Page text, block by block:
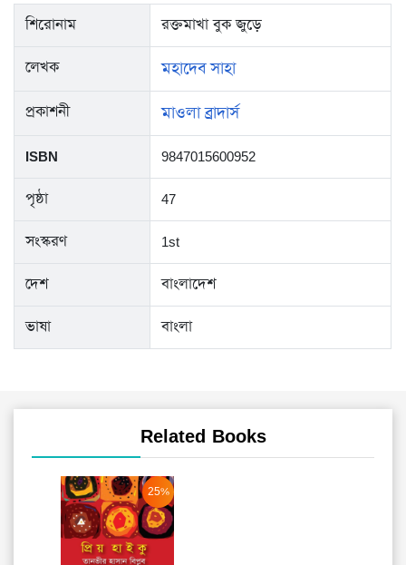
শিরোনাম রক্তমাখা বুক জুড়ে
লেখক মহাদেব সাহা
প্রকাশনী মাওলা ব্রাদার্স
ISBN 9847015600952
পৃষ্ঠা 47
সংস্করণ 1st
দেশ বাংলাদেশ
ভাষা বাংলা
Related Books
25%